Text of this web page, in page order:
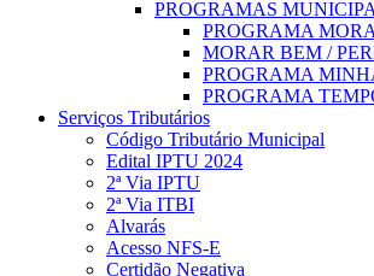
PROGRAMAS
PROGRAMA
MORAR BEM /
PROGRAMA
PROGRAMA
Serviços Tributários
Código Tributário Municipal
Edital IPTU 2024
2ª Via IPTU
2ª Via ITBI
Alvarás
Acesso NFS-E
Certidão Negativa